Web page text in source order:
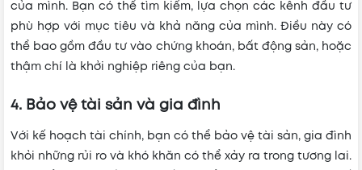
của mình. Bạn có thể tìm kiếm, lựa chọn các kênh đầu tư
phù hợp với mục tiêu và khả năng của mình. Điều này có
thể bao gồm đầu tư vào chứng khoán, bất động sản, hoặc
thậm chí là khởi nghiệp riêng của bạn.
4. Bảo vệ tài sản và gia đình
Với kế hoạch tài chính, bạn có thể bảo vệ tài sản, gia đình
khỏi những rủi ro và khó khăn có thể xảy ra trong tương lai.